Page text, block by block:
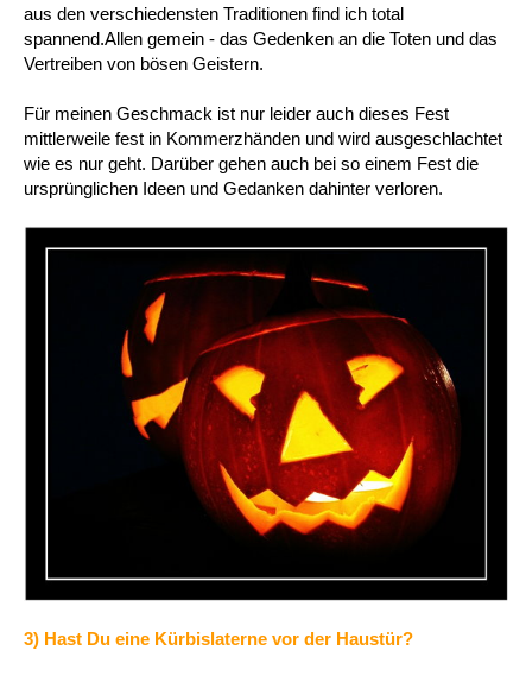
aus den verschiedensten Traditionen find ich total
spannend.Allen gemein - das Gedenken an die Toten und das
Vertreiben von bösen Geistern.
Für meinen Geschmack ist nur leider auch dieses Fest
mittlerweile fest in Kommerzhänden und wird ausgeschlachtet
wie es nur geht. Darüber gehen auch bei so einem Fest die
ursprünglichen Ideen und Gedanken dahinter verloren.
3) Hast Du eine Kürbislaterne vor der Haustür?